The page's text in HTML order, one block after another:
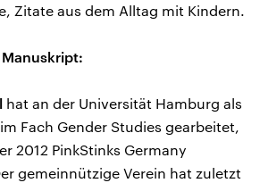
Zitate aus dem Alltag mit Kindern.
hat an der Universität Hamburg als
Fach Gender Studies gearbeitet,
2012 PinkStinks Germany
gemeinnützige Verein hat zuletzt